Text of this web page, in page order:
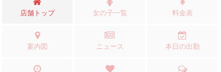
店舗トップ 女の子一覧 料金表
案内図 ニュース 本日の出勤